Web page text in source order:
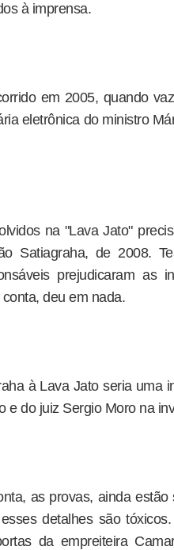
à imprensa.
em 2005, quando
eletrônica do ministro
na "Lava Jato"
Satiagraha, de 2008.
prejudicaram as
deu em nada.
à Lava Jato seria uma
e do juiz Sergio Moro na
as provas, ainda
detalhes são
da empreiteira